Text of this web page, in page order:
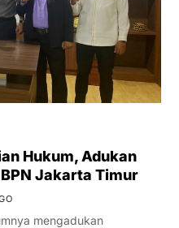
Hukum, Adukan
Jakarta Timur
mengadukan